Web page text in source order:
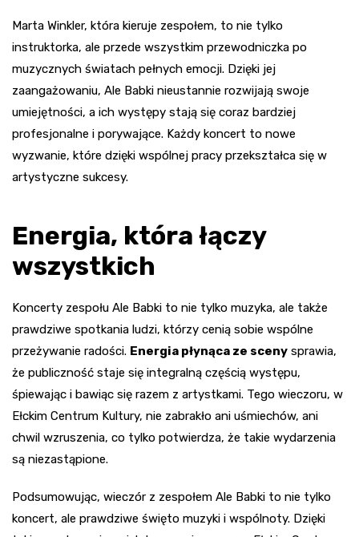
Marta Winkler, która kieruje zespołem, to nie tylko
instruktorka, ale przede wszystkim przewodniczka po
muzycznych światach pełnych emocji. Dzięki jej
zaangażowaniu, Ale Babki nieustannie rozwijają swoje
umiejętności, a ich występy stają się coraz bardziej
profesjonalne i porywające. Każdy koncert to nowe
wyzwanie, które dzięki wspólnej pracy przekształca się w
artystyczne sukcesy.
Energia, która łączy
wszystkich
Koncerty zespołu Ale Babki to nie tylko muzyka, ale także
prawdziwe spotkania ludzi, którzy cenią sobie wspólne
przeżywanie radości. Energia płynąca ze sceny sprawia,
że publiczność staje się integralną częścią występu,
śpiewając i bawiąc się razem z artystkami. Tego wieczoru, w
Ełckim Centrum Kultury, nie zabrakło ani uśmiechów, ani
chwil wzruszenia, co tylko potwierdza, że takie wydarzenia
są niezastąpione.
Podsumowując, wieczór z zespołem Ale Babki to nie tylko
koncert, ale prawdziwe święto muzyki i wspólnoty. Dzięki